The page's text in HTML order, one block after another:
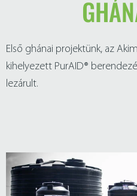
Első ghánai projektünk, az
kihelyezett PurAID®
lezárult.